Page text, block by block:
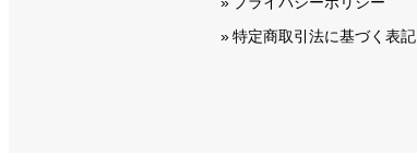
特定商取引法に基づく表記